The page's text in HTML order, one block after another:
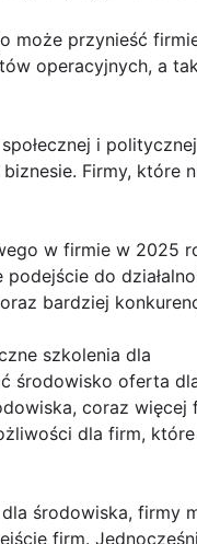
może przynieść
operacyjnych, a
i
Firmy, które
w firmie w 2025
do
bardziej
szkolenia dla
środowisko oferta
coraz
dla firm,
środowiska,
firm.